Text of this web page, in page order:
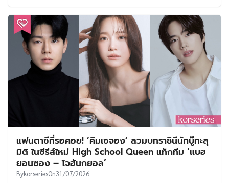
แฟนตาซีที่รอคอย! ‘คิมเซจอง’ สวมบทราชินีนักบู๊ทะลุ
มิติ ในซีรีส์ใหม่ High School Queen แท็กทีม ‘แบฮ
ยอนซอง – โจฮันกยอล’
BykorseriesOn31/07/2026